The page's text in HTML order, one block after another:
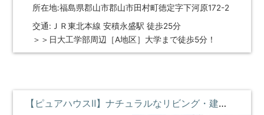
所在地:福島県郡山市郡山市田村町徳定字下河原172-2
交通:ＪＲ東北本線 安積永盛駅 徒歩25分
＞＞日大工学部周辺［A地区］大学まで徒歩5分！
【ピュアハウスⅡ】ナチュラルなリビング・建築学科向け ②③階 **即入居募集中**